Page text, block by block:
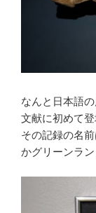
なんと日本語
文献に初めて
その記録の名
かグリーンラ